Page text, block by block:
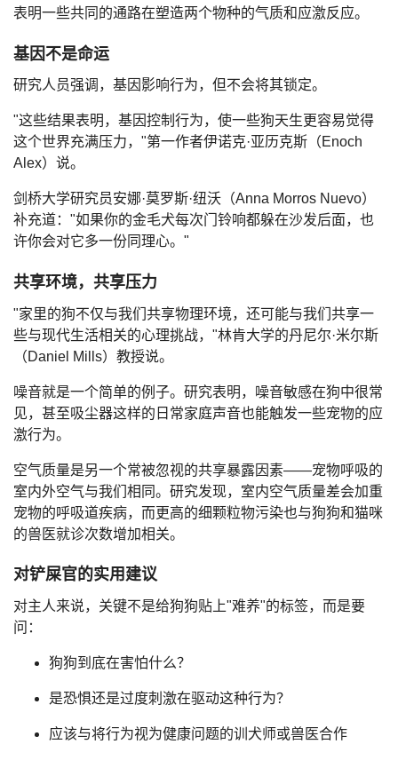
表明一些共同的通路在塑造两个物种的气质和应激反应。
基因不是命运
研究人员强调，基因影响行为，但不会将其锁定。
"这些结果表明，基因控制行为，使一些狗天生更容易觉得
这个世界充满压力，"第一作者伊诺克·亚历克斯（Enoch
Alex）说。
剑桥大学研究员安娜·莫罗斯·纽沃（Anna Morros Nuevo）
补充道："如果你的金毛犬每次门铃响都躲在沙发后面， 也
许你会对它多一份同理心。 "
共享环境，共享压力
"家里的狗不仅与我们共享物理环境，还可能与我们共享一
些与现代生活相关的心理挑战，"林肯大学的丹尼尔·米尔斯
（Daniel Mills）教授说。
噪音就是一个简单的例子。研究表明，噪音敏感在狗中很常
见，甚至吸尘器这样的日常家庭声音也能触发一些宠物的应
激行为。
空气质量是另一个常被忽视的共享暴露因素——宠物呼吸的
室内外空气与我们相同。研究发现，室内空气质量差会加重
宠物的呼吸道疾病，而更高的细颗粒物污染也与狗狗和猫咪
的兽医就诊次数增加相关。
对铲屎官的实用建议
对主人来说，关键不是给狗狗贴上"难养"的标签，而是要
问：
狗狗到底在害怕什么？
是恐惧还是过度刺激在驱动这种行为？
应该与将行为视为健康问题的训犬师或兽医合作